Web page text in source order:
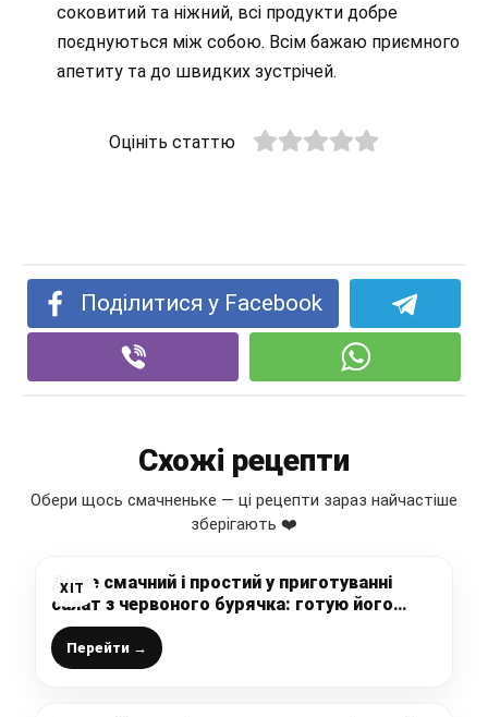
соковитий та ніжний, всі продукти добре
поєднуються між собою. Всім бажаю приємного
апетиту та до швидких зустрічей.
Оцініть статтю
Поділитися у Facebook
Схожі рецепти
Обери щось смачненьке — ці рецепти зараз найчастіше
зберігають ❤️
ХІТ
Дуже смачний і простий у приготуванні
салат з червоного бурячка: готую його
часто і подаю навіть на святковий стіл
Перейти →